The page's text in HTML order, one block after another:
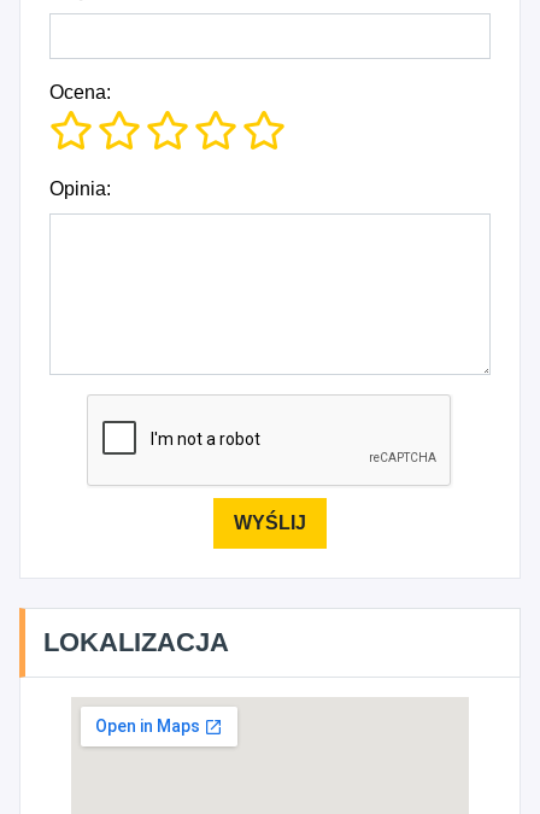
Ocena:
Opinia:
LOKALIZACJA